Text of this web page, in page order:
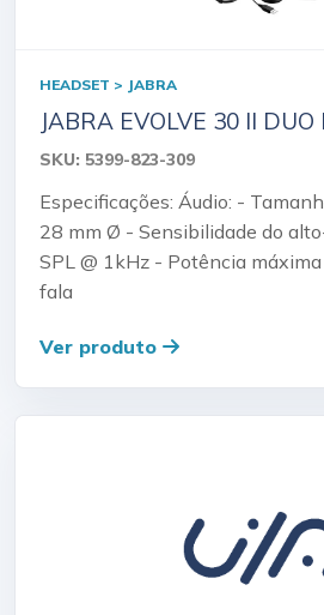
HEADSET > JABRA
JABRA EVOLVE 30 II
SKU: 5399-823-309
Especificações: Áudio: -
28 mm Ø - Sensibilidade do
SPL @ 1kHz - Potência
fala
Ver produto